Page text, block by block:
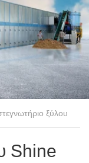
Πρωτοχρονιά και
Shine